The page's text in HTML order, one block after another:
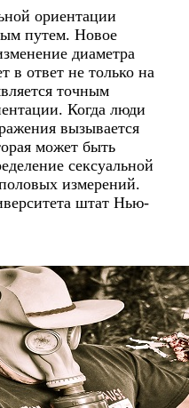
ориентации
путем. Новое
диаметра
в ответ не только на
точным
Когда люди
вызывается
может быть
сексуальной
измерений.
штат Нью-